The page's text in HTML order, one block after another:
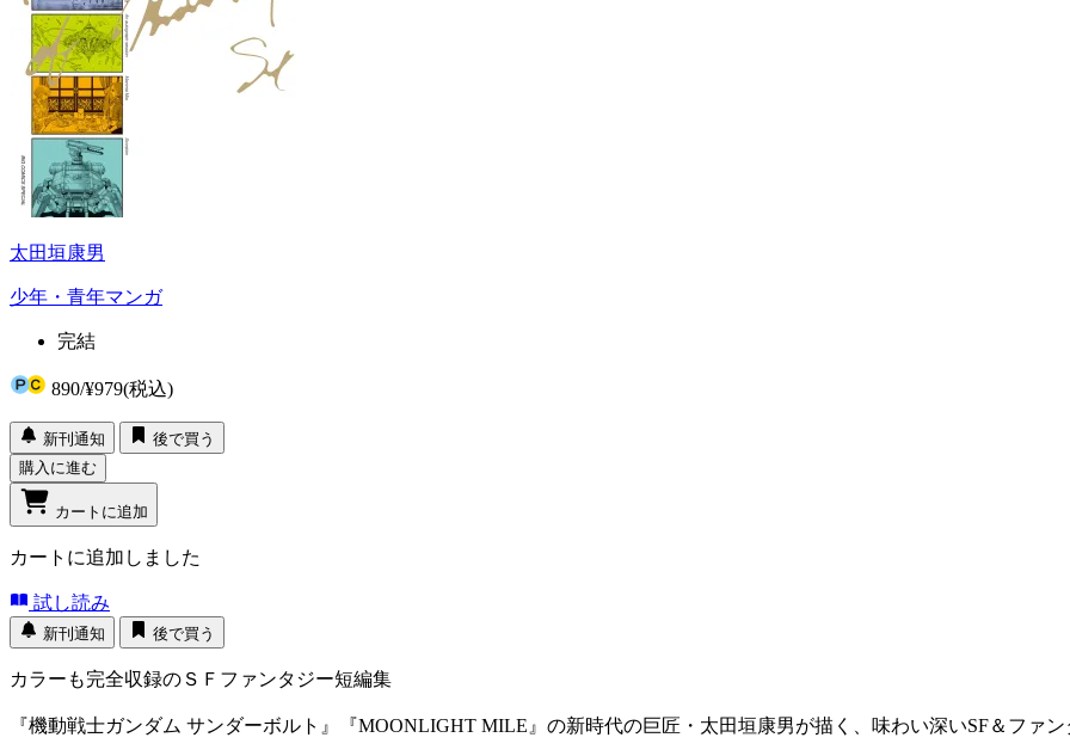
太田垣康男
少年・青年マンガ
完結
890/¥979(税込)
新刊通知
後で買う
購入に進む
カートに追加
カートに追加しました
試し読み
新刊通知 後で買う
カラーも完全収録のＳＦファンタジー短編集
『機動戦士ガンダム サンダーボルト』『MOONLIGHT MILE』の新時代の巨匠・太田垣康男が描く、味わい深いSF＆ファン